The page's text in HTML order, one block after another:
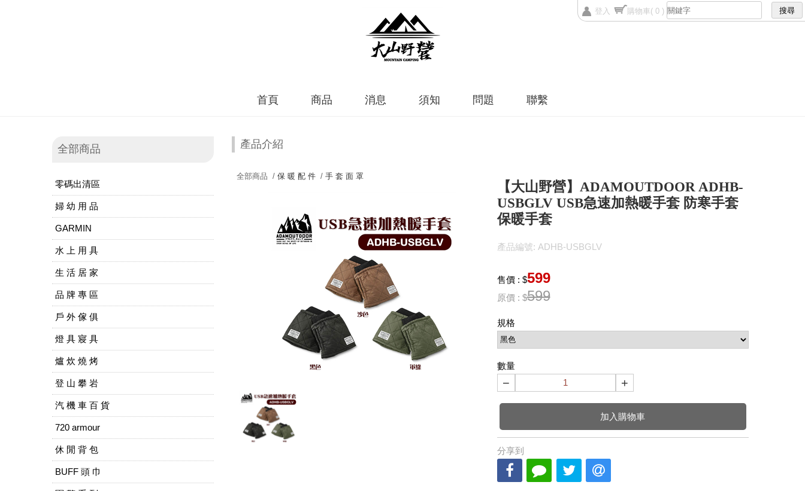
登入 購物車( 0 )
首頁 商品 消息 須知 問題 聯繫
全部商品
零碼出清區
婦 幼 用 品
GARMIN
水 上 用 具
生 活 居 家
品 牌 專 區
戶 外 傢 俱
燈 具 寢 具
爐 炊 燒 烤
登 山 攀 岩
汽 機 車 百 貨
720 armour
休 閒 背 包
BUFF 頭 巾
產品介紹
全部商品 / 保 暖 配 件/ 手 套 面 罩
【大山野營】ADAMOUTDOOR ADHB-
USBGLV USB急速加熱暖手套 防寒手套
保暖手套
產品編號: ADHB-USBGLV
售價 : $599
原價 : $599
規格
數量
− +
加入購物車
分享到